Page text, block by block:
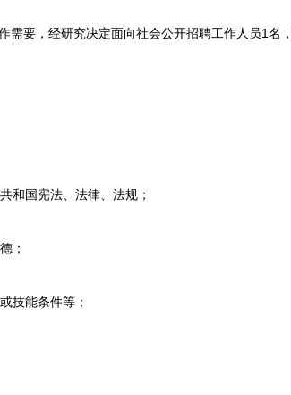
需要，经研究决定面向社会公开招聘工作人员1名
国宪法、法律、法规；
；
技能条件等；